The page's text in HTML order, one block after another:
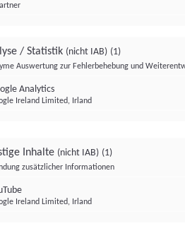
/ Statistik (nicht IAB) (1)
Auswertung zur Fehlerbehebung und
Analytics
Ireland Limited, Irland
Inhalte (nicht IAB) (1)
zusätzlicher Informationen
Ireland Limited, Irland